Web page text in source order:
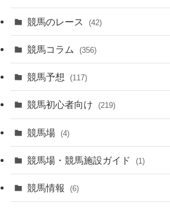
競馬のレース (42)
競馬コラム (356)
競馬予想 (117)
競馬初心者向け (219)
競馬場 (4)
競馬場・競馬施設ガイド (1)
競馬情報 (6)